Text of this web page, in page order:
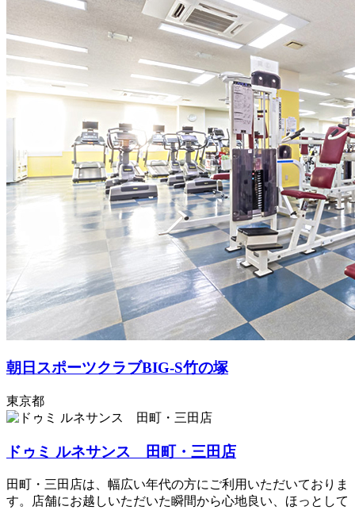
朝日スポーツクラブBIG-S竹の塚
東京都
ドゥミ ルネサンス 田町・三田店
田町・三田店は、幅広い年代の方にご利用いただいておりま
す。店舗にお越しいただいた瞬間から心地良い、ほっとして